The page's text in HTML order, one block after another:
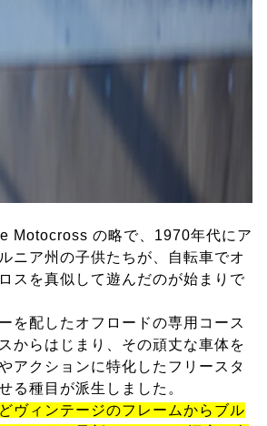
Motocross の略で、1970年代にア
ニア州の子供たちが、自転車でオ
スを真似して遊んだのが始まりで
を配したオフロードの専用コース
からはじまり、その頑丈な車体を
アクションに特化したフリースタ
る種目が派生しました。
ヴィンテージのフレームからブル